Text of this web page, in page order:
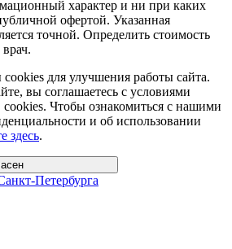
характер и ни при каких
офертой. Указанная
точной. Определить стоимость
для улучшения работы сайта.
вы соглашаетесь с условиями
cookies. Чтобы ознакомиться с нашими
и об использовании
здесь.